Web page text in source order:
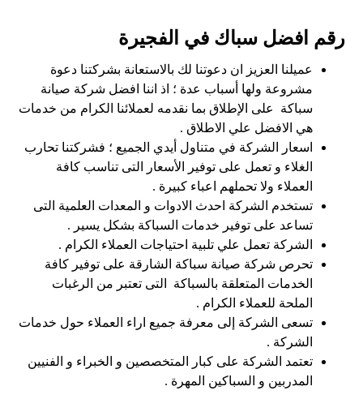
رقم افضل سباك في الفجيرة
عميلنا العزيز ان دعوتنا لك بالاستعانة بشركتنا دعوة
مشروعة ولها أسباب عدة ؛ اذ اننا افضل شركة صيانة
سباكة على الإطلاق بما نقدمه لعملائنا الكرام من خدمات
هي الافضل علي الاطلاق .
اسعار الشركة في متناول أيدي الجميع ؛ فشركتنا تحارب
الغلاء و تعمل على توفير الأسعار التى تناسب كافة
العملاء ولا تحملهم اعباء كبيرة .
تستخدم الشركة احدث الادوات و المعدات العلمية التى
تساعد على توفير خدمات السباكة بشكل يسير .
الشركة تعمل علي تلبية احتياجات العملاء الكرام .
تحرص شركة صيانة سباكة الشارقة على توفير كافة
الخدمات المتعلقة بالسباكة التى تعتبر من الرغبات
الملحة للعملاء الكرام .
تسعى الشركة إلى معرفة جميع اراء العملاء حول خدمات
الشركة .
تعتمد الشركة على كبار المتخصصين و الخبراء و الفنيين
المدربين و السباكين المهرة .